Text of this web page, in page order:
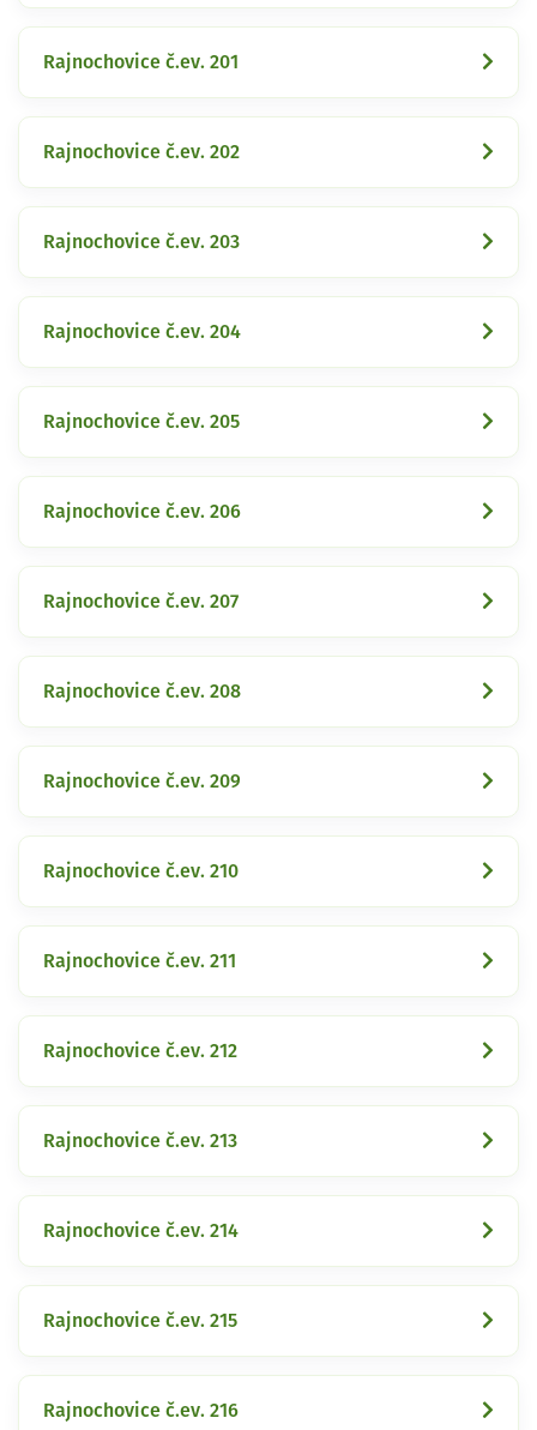
Rajnochovice č.ev. 201
Rajnochovice č.ev. 202
Rajnochovice č.ev. 203
Rajnochovice č.ev. 204
Rajnochovice č.ev. 205
Rajnochovice č.ev. 206
Rajnochovice č.ev. 207
Rajnochovice č.ev. 208
Rajnochovice č.ev. 209
Rajnochovice č.ev. 210
Rajnochovice č.ev. 211
Rajnochovice č.ev. 212
Rajnochovice č.ev. 213
Rajnochovice č.ev. 214
Rajnochovice č.ev. 215
Rajnochovice č.ev. 216